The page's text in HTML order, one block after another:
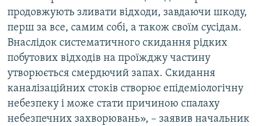
продовжують зливати відходи, завдаючи шкоду,
перш за все, самим собі, а також своїм сусідам.
Внаслідок систематичного скидання рідких
побутових відходів на проїжджу частину
утворюється смердючий запах. Скидання
каналізаційних стоків створює епідеміологічну
небезпеку і може стати причиною спалаху
небезпечних захворювань», – заявив начальник